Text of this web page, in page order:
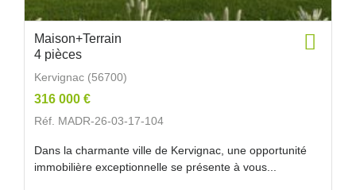
Maison+Terrain
4 pièces
Kervignac (56700)
316 000 €
Réf. MADR-26-03-17-104
Dans la charmante ville de Kervignac, une opportunité
immobilière exceptionnelle se présente à vous...